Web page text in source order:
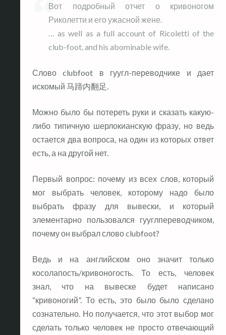
Вот подробный отчет о кривоногом
Риколетти и его ужасной жене.
… as well as a full account of Ricoletti of the
club-foot, and his abominable wife.
Слово clubfoot в гуугл-переводчике и дает
искомый 马蹄内翻足.
Можно было бы потереть руки и сказать какую-
либо типичную шерлокианскую фразу, но ведь
остается два вопроса, на один из которых ответ
есть, а на другой нет.
Первый вопрос: почему из всех слов, который
мог выбрать человек, которому надо было
выбрать фразу для вывески, и который
элементарно пользовался гууглпереводчиком,
почему он выбрал слово clubfoot?
Ведь и на английском оно значит только
косолапость/кривоногость. То есть, человек
знал, что на вывеске будет написано
“кривоногий”. То есть, это было было сделано
сознательно. Но получается, что этот выбор мог
сделать только человек не просто отвечающий